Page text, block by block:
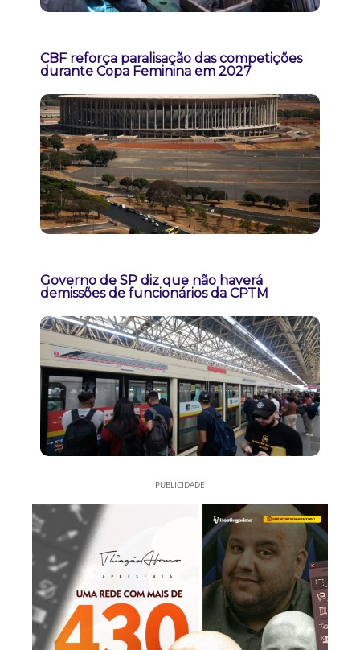
CBF reforça paralisação das competições
durante Copa Feminina em 2027
Governo de SP diz que não haverá
demissões de funcionários da CPTM
PUBLICIDADE